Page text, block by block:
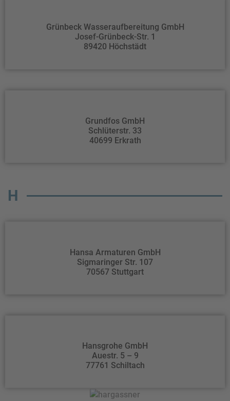
Grünbeck Wasseraufbereitung GmbH
Josef-Grünbeck-Str. 1
89420 Höchstädt
Grundfos GmbH
Schlüterstr. 33
40699 Erkrath
H
Hansa Armaturen GmbH
Sigmaringer Str. 107
70567 Stuttgart
Hansgrohe GmbH
Auestr. 5 – 9
77761 Schiltach